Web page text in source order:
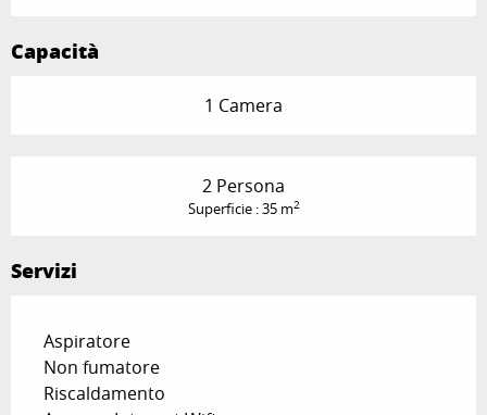
Capacità
1 Camera
2 Persona
Superficie : 35 m2
Servizi
Aspiratore
Non fumatore
Riscaldamento